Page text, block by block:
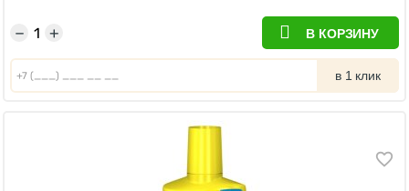
+
− В КОРЗИНУ
в 1 клик